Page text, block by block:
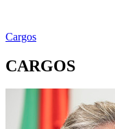
Cargos
CARGOS